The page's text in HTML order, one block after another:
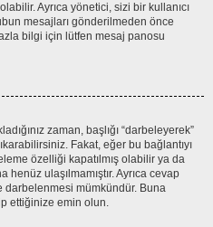
Ayrıca yönetici, sizi bir kullanıcı
mesajları gönderilmeden önce
bilgi için lütfen mesaj panosu
zaman, başlığı “darbeleyerek”
Fakat, eğer bu bağlantıyı
özelliği kapatılmış olabilir ya da
ulaşılmamıştır. Ayrıca cevap
darbelenmesi mümkündür. Buna
ettiğinize emin olun.